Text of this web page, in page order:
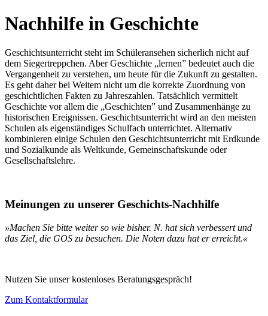
Nachhilfe in Geschichte
Geschichtsunterricht steht im Schüleransehen sicherlich nicht auf
dem Siegertreppchen. Aber Geschichte „lernen” bedeutet auch die
Vergangenheit zu verstehen, um heute für die Zukunft zu gestalten.
Es geht daher bei Weitem nicht um die korrekte Zuordnung von
geschichtlichen Fakten zu Jahreszahlen. Tatsächlich vermittelt
Geschichte vor allem die „Geschichten” und Zusammenhänge zu
historischen Ereignissen. Geschichtsunterricht wird an den meisten
Schulen als eigenständiges Schulfach unterrichtet. Alternativ
kombinieren einige Schulen den Geschichtsunterricht mit Erdkunde
und Sozialkunde als Weltkunde, Gemeinschaftskunde oder
Gesellschaftslehre.
Meinungen zu unserer Geschichts-Nachhilfe
»Machen Sie bitte weiter so wie bisher. N. hat sich verbessert und
das Ziel, die GOS zu besuchen. Die Noten dazu hat er erreicht.«
Nutzen Sie unser kostenloses Beratungsgespräch!
Zum Kontaktformular